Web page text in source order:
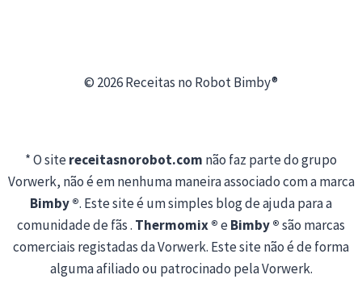
© 2026 Receitas no Robot Bimby®
* O sitereceitasnorobot.com não faz parte do grupo
Vorwerk, não é em nenhuma maneira associado com a marca
Bimby ®. Este site é um simples blog de ajuda para a
comunidade de fãs . Thermomix ®eBimby ®são marcas
comerciais registadas da Vorwerk. Este site não é de forma
alguma afiliado ou patrocinado pela Vorwerk.